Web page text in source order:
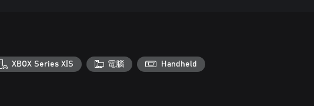
XBOX Series X|S 電腦 Handheld